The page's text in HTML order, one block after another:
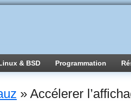
& BSD Programmation
» Accélerer